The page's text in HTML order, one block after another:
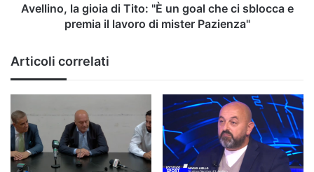
il
lavoro
di
mister
Pazienza"
Avellino, la gioia di Tito: "È un goal che ci sblocca e
premia il lavoro di mister Pazienza"
Articoli correlati